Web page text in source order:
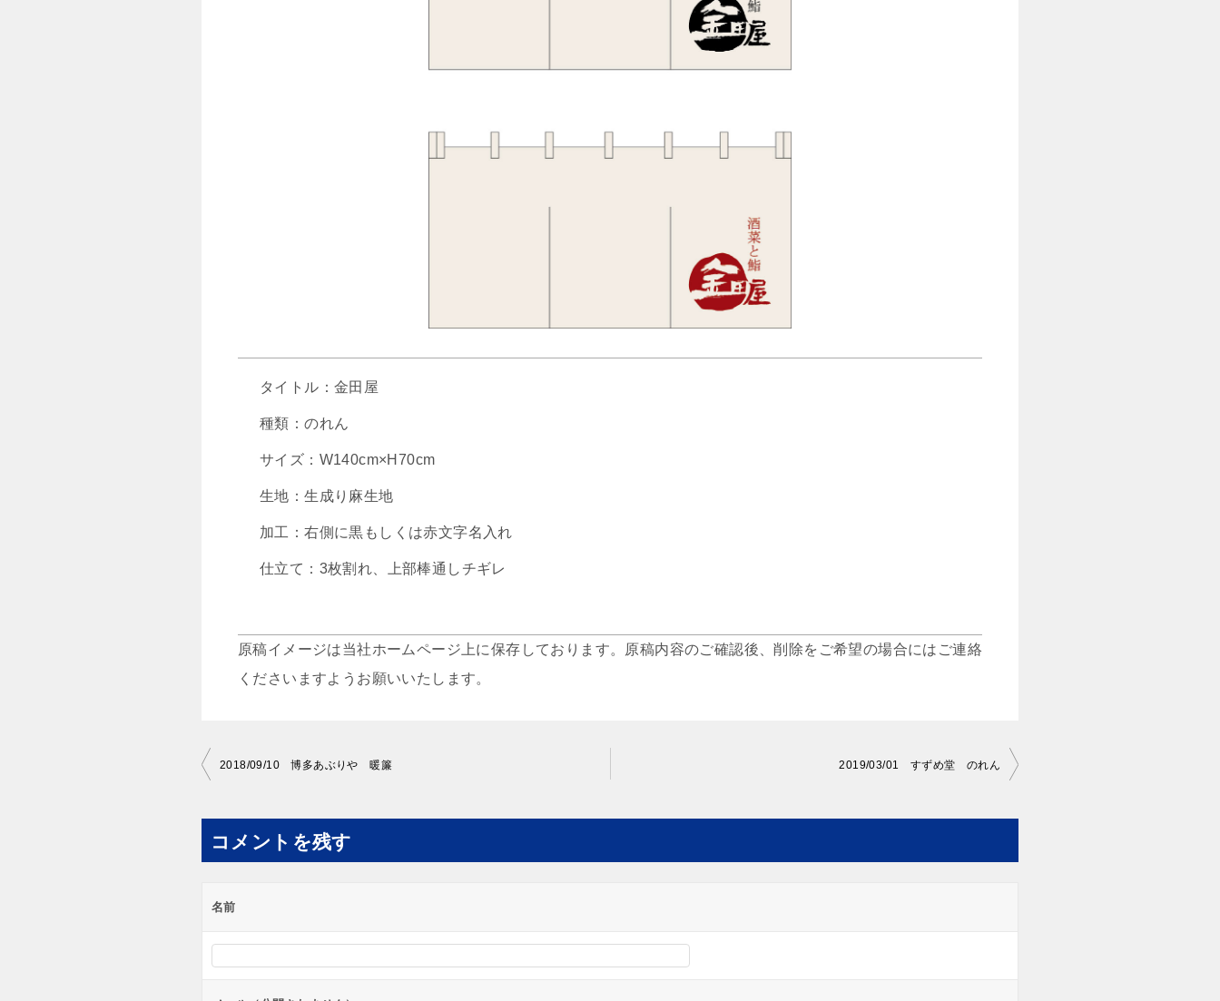
タイトル：金田屋
種類：のれん
サイズ：W140cm×H70cm
生地：生成り麻生地
加工：右側に黒もしくは赤文字名入れ
仕立て：3枚割れ、上部棒通しチギレ
原稿イメージは当社ホームページ上に保存しております。原稿内容のご確認後、削除をご希望の場合にはご連絡
くださいますようお願いいたします。
投
ナ
ビ
ー
ョ
ン
2018/09/10 博多あぶりや 暖簾 2019/03/01 すずめ堂 のれん
コメントを残す
名前